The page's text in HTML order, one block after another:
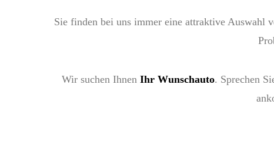
Sie finden bei uns immer eine attraktive Auswahl
Wir suchen Ihnen Ihr Wunschauto. Sprechen